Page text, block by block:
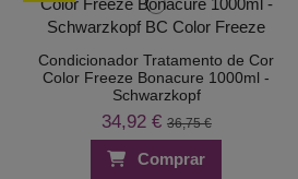
Condicionador Tratamento de Cor
Color Freeze Bonacure 1000ml -
Schwarzkopf
34,92 € 36,75 €
Comprar